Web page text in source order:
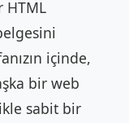
HTML
içinde,
bir web
sabit bir